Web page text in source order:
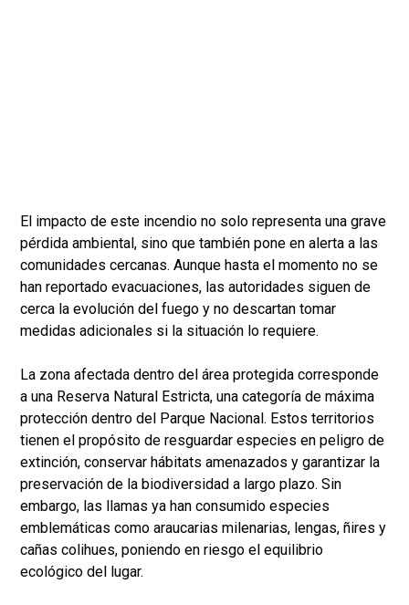
El impacto de este incendio no solo representa una grave
pérdida ambiental, sino que también pone en alerta a las
comunidades cercanas. Aunque hasta el momento no se
han reportado evacuaciones, las autoridades siguen de
cerca la evolución del fuego y no descartan tomar
medidas adicionales si la situación lo requiere.
La zona afectada dentro del área protegida corresponde
a una Reserva Natural Estricta, una categoría de máxima
protección dentro del Parque Nacional. Estos territorios
tienen el propósito de resguardar especies en peligro de
extinción, conservar hábitats amenazados y garantizar la
preservación de la biodiversidad a largo plazo. Sin
embargo, las llamas ya han consumido especies
emblemáticas como araucarias milenarias, lengas, ñires y
cañas colihues, poniendo en riesgo el equilibrio
ecológico del lugar.